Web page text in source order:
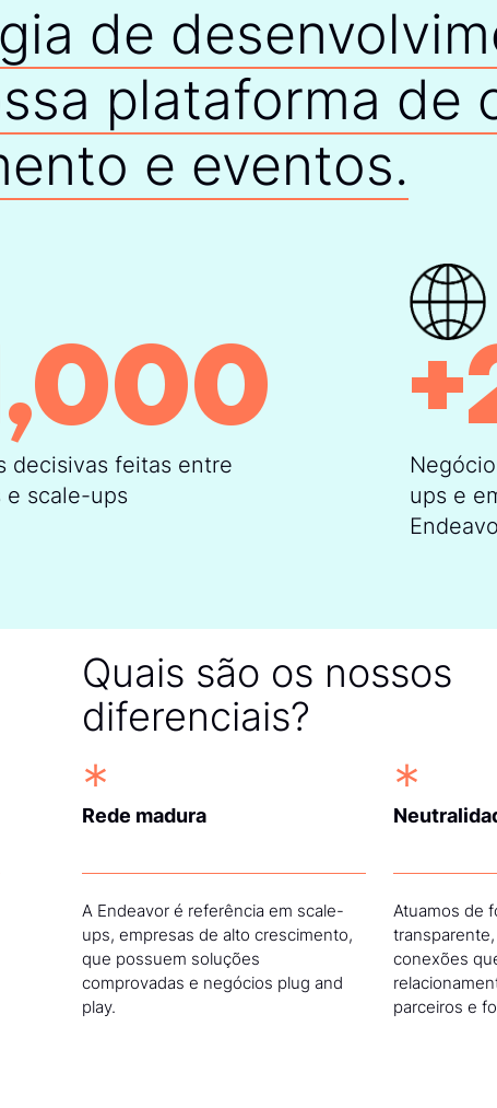
de
plataforma de
e eventos.
decisivas feitas entre
e scale-ups
ups e
+
Quais são os nossos
diferenciais?
*
Rede madura
A Endeavor é referência em scale-
ups, empresas de alto crescimento,
que possuem soluções
comprovadas e negócios plug and
play.
*
Atuamos de
conexões
parceiros e
do país
nossos clientes,